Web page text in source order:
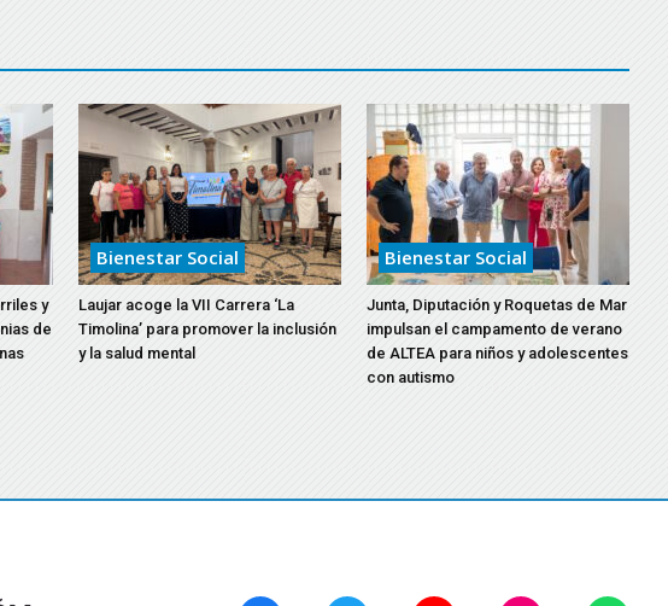
y
de
Bienestar Social
Laujar acoge la VII Carrera ‘La
Timolina’ para promover la inclusión
y la salud mental
Bienestar Social
Junta, Diputación y Roquetas de Mar
impulsan el campamento de verano
de ALTEA para niños y adolescentes
con autismo